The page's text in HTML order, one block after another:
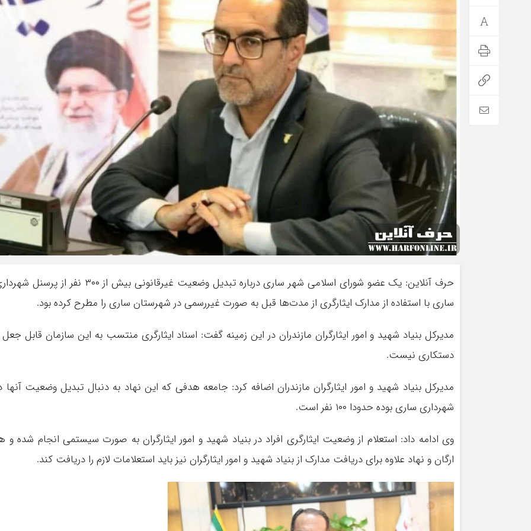
حرف آنلاین: یک عضو شورای اسلامی شهر ساری درباره تبدیل وضعیت غیرقانونی بیش از ۳۰۰ نفر از
ساری با استفاده از مدارک ایثارگری از مدت‌ها قبل به صورت غیررسمی در شهرستان ساری را مطرح کرده بود.
مدیرکل بنیاد شهید و امور ایثارگران مازندران در این زمینه گفت: اسناد ایثارگری منتسب به این سازمان قابل
دستکاری نیست.
مدیرکل بنیاد شهید و امور ایثارگران مازندران اضافه کرد: جامعه هدفی که این نهاد به دنبال تبدیل وضعیت آنها
شهرداری ساری بوده حدودا ۱۰۰ نفر است.
وی ادامه داد: استعلام از وضعیت ایثارگری افراد در بنیاد شهید و امور ایثارگران به صورت سیستمی انجام شده و
ارگان و نهاد علاوه برای دریافت مدارک از بنیاد شهید و امور ایثارگران نیز باید استعلامات لازم را دریافت کند.